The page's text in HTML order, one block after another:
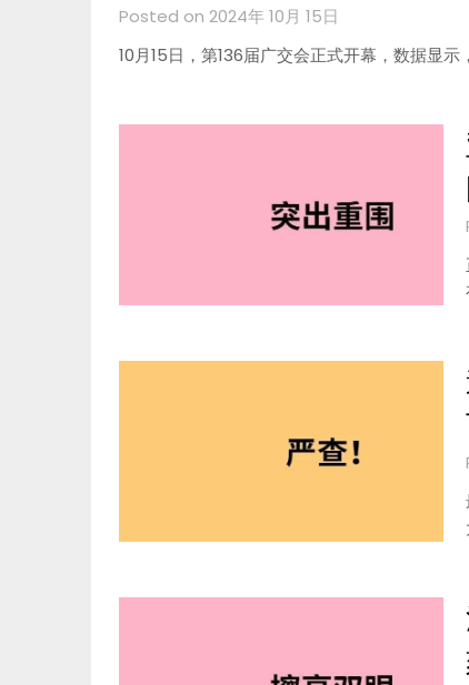
Posted on 2024年 10月 15日
10月15日，第136届广交会正式开幕，数据显示